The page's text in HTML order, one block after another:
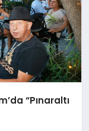
“Pınaraltı